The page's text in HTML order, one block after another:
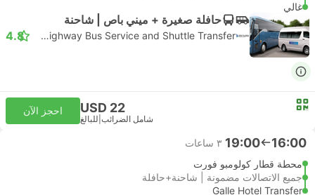
غالي
حافلة صغيرة + ميني باص | شاحنة
SL Highway Bus Service and Shuttle Transfer
4.8
USD 22
شامل الضرائب للبالغ
احجز الآن
16:00
19:00 ٣ ساعات
محطة قطار كولومبو فورت
جميع الاتصالات مضمونة | شاحنة+حافلة
Galle Hotel Transfer